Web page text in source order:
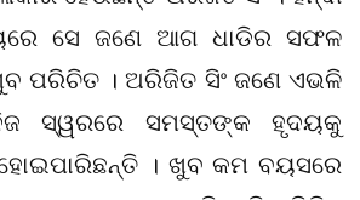
ସେ ଜଣେ ଆଗ ଧାଡିର ସଫଳ
ପରିଚିତ । ଅରିଜିତ ସିଂ ଜଣେ ଏଭଳି
ସ୍ୱରରେ ସମସ୍ତଙ୍କ ହୃଦୟକୁ
। ଖୁବ କମ ବୟସରେ